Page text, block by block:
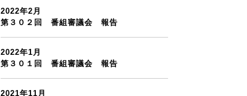
2022年2月
第３０２回 番組審議会 報告
2022年1月
第３０１回 番組審議会 報告
2021年11月